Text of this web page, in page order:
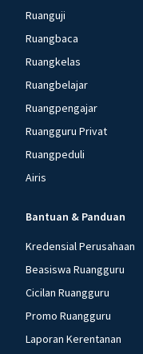
Ruanguji
Ruangbaca
Ruangkelas
Ruangbelajar
Ruangpengajar
Ruangguru Privat
Ruangpeduli
Airis
Bantuan & Panduan
Kredensial Perusahaan
Beasiswa Ruangguru
Cicilan Ruangguru
Promo Ruangguru
Laporan Kerentanan